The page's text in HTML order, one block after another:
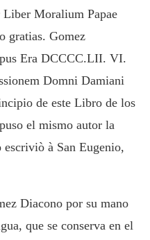
Moralium Papae
gratias. Gomez
Era DCCCC.LII. VI.
Domni Damiani
de este Libro de los
el mismo autor la
à San Eugenio,
Diacono por su mano
que se conserva en el